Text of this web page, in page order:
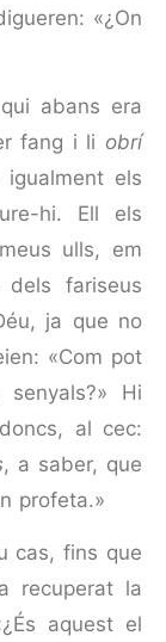
«¿On
abans era
fang i li obrí
igualment els
hi. Ell els
ulls, em
dels fariseus
ja que no
«Com pot
Hi
al cec:
, a saber, que
profeta.»
cas, fins que
recuperat la
aquest el